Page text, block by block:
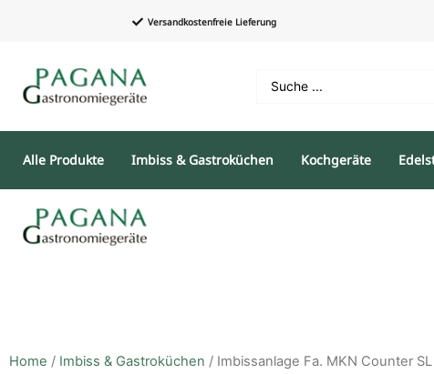
Versandkostenfreie Lieferung
Alle Produkte Imbiss & Gastroküchen Kochgeräte
Home / Imbiss & Gastroküchen / Imbissanlage Fa. MKN Counter